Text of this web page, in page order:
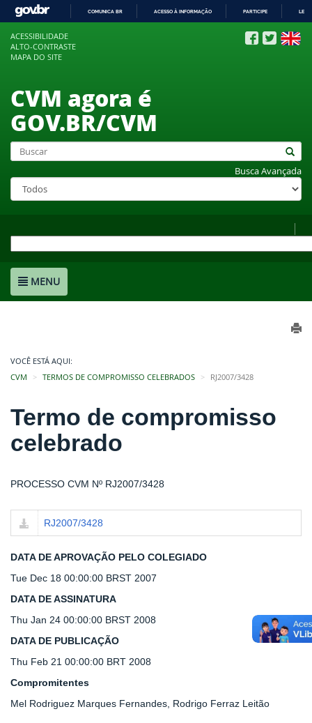
COMUNICA BR ACESSO À INFORMAÇÃO PARTICIPE
ACESSIBILIDADE
ALTO-CONTRASTE
MAPA DO SITE
CVM agora é
GOV.BR/CVM
Busca Avançada
MENU
VOCÊ ESTÁ AQUI:
CVM
TERMOS DE COMPROMISSO CELEBRADOS RJ2007/3428
Termo de compromisso
celebrado
PROCESSO CVM Nº RJ2007/3428
RJ2007/3428
DATA DE APROVAÇÃO PELO COLEGIADO
Tue Dec 18 00:00:00 BRST 2007
DATA DE ASSINATURA
Thu Jan 24 00:00:00 BRST 2008
DATA DE PUBLICAÇÃO
Thu Feb 21 00:00:00 BRT 2008
Compromitentes
Mel Rodriguez Marques Fernandes, Rodrigo Ferraz Leitão